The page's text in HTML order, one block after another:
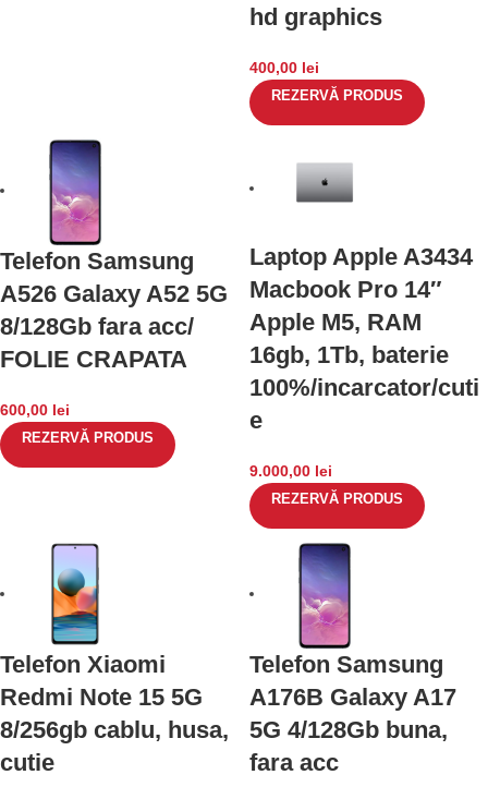
hd graphics
400,00 lei
REZERVĂ PRODUS
Telefon Samsung
A526 Galaxy A52 5G
8/128Gb fara acc/
FOLIE CRAPATA
600,00 lei
REZERVĂ PRODUS
Laptop Apple A3434
Macbook Pro 14″
Apple M5, RAM
16gb, 1Tb, baterie
100%/incarcator/cuti
e
9.000,00 lei
REZERVĂ PRODUS
Telefon Xiaomi
Redmi Note 15 5G
8/256gb cablu, husa,
cutie
Telefon Samsung
A176B Galaxy A17
5G 4/128Gb buna,
fara acc